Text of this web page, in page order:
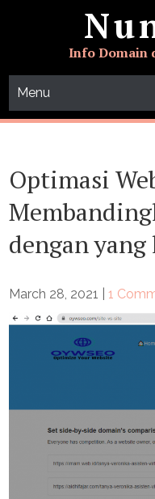
Info Domain
Menu
Optimasi
dengan
March 28, 2021 |1